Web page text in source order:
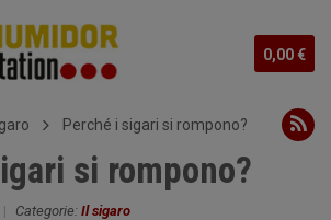
0,00 €
Perché i sigari si rompono?
si rompono?
| Categorie: Il sigaro